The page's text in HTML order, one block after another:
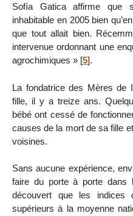
Sofía Gatica affirme que
inhabitable en 2005 bien
que tout allait bien.
intervenue ordonnant une
agrochimiques » [5].
La fondatrice des Mères de
fille, il y a treize ans.
bébé ont cessé de
causes de la mort de sa fille
voisines.
Sans aucune expérience,
faire du porte à porte dans
découvert que les
supérieurs à la moyenne